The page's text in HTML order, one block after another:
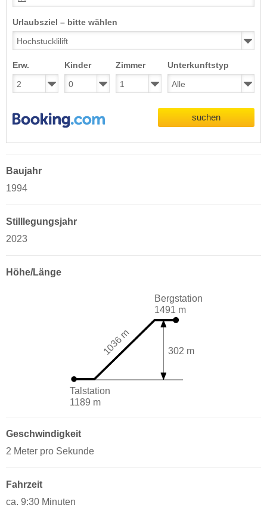
Urlaubsziel – bitte wählen
Erw. Kinder Zimmer Unterkunftstyp
suchen
Baujahr
1994
Stilllegungsjahr
2023
Höhe/Länge
Talstation
1189 m
Bergstation
1491 m
302 m
1036 m
Geschwindigkeit
2 Meter pro Sekunde
Fahrzeit
ca. 9:30 Minuten